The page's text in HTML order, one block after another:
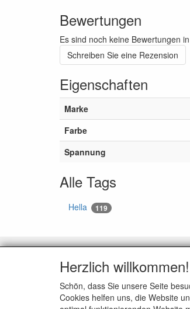
Bewertungen
Es sind noch keine Bewertungen
Schreiben Sie eine Rezension
Eigenschaften
Marke
Farbe
Spannung
Alle Tags
Hella 119
Zahlungsmöglichkeiten
Versenden
Herzlich
Schön, dass Sie unsere Seite
Cookies helfen uns, die Website